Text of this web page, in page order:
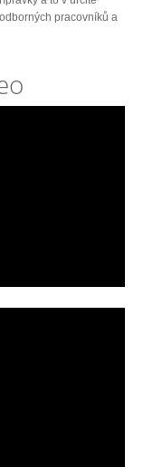
pracovníků a